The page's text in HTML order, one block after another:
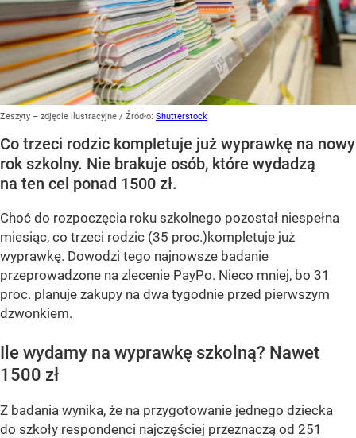
Zeszyty – zdjęcie ilustracyjne / Źródło: Shutterstock
Co trzeci rodzic kompletuje już wyprawkę na nowy
rok szkolny. Nie brakuje osób, które wydadzą
na ten cel ponad 1500 zł.
Choć do rozpoczęcia roku szkolnego pozostał niespełna
miesiąc, co trzeci rodzic (35 proc.)kompletuje już
wyprawkę. Dowodzi tego najnowsze badanie
przeprowadzone na zlecenie PayPo. Nieco mniej, bo 31
proc. planuje zakupy na dwa tygodnie przed pierwszym
dzwonkiem.
Ile wydamy na wyprawkę szkolną? Nawet
1500 zł
Z badania wynika, że na przygotowanie jednego dziecka
do szkoły respondenci najczęściej przeznaczą od 251